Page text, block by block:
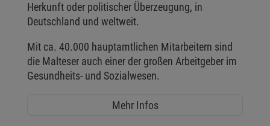
Herkunft oder politischer Überzeugung, in
Deutschland und weltweit.
Mit ca. 40.000 hauptamtlichen Mitarbeitern sind
die Malteser auch einer der großen Arbeitgeber im
Gesundheits- und Sozialwesen.
Mehr Infos